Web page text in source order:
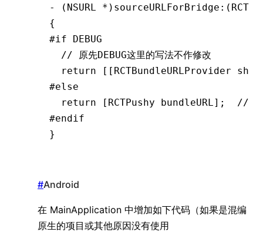
- (NSURL *
{
#if DEBUG
  // 原先DEBUG这里的写法不作修改
  return
[[RCTBundleURLProvider
#else
  return
[RCTPushy bundleURL];
//
#endif
}
#Android
在 MainApplication 中增加如下代码（如果是混编
原生的项目或其他原因没有使用